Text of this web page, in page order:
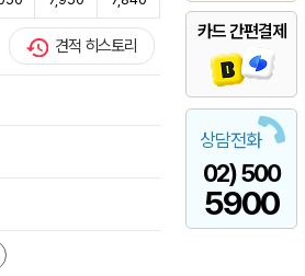
카드 간편결제
상담전화
02) 500
5900
견적 히스토리